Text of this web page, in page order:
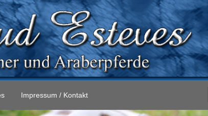
Impressum / Kontakt